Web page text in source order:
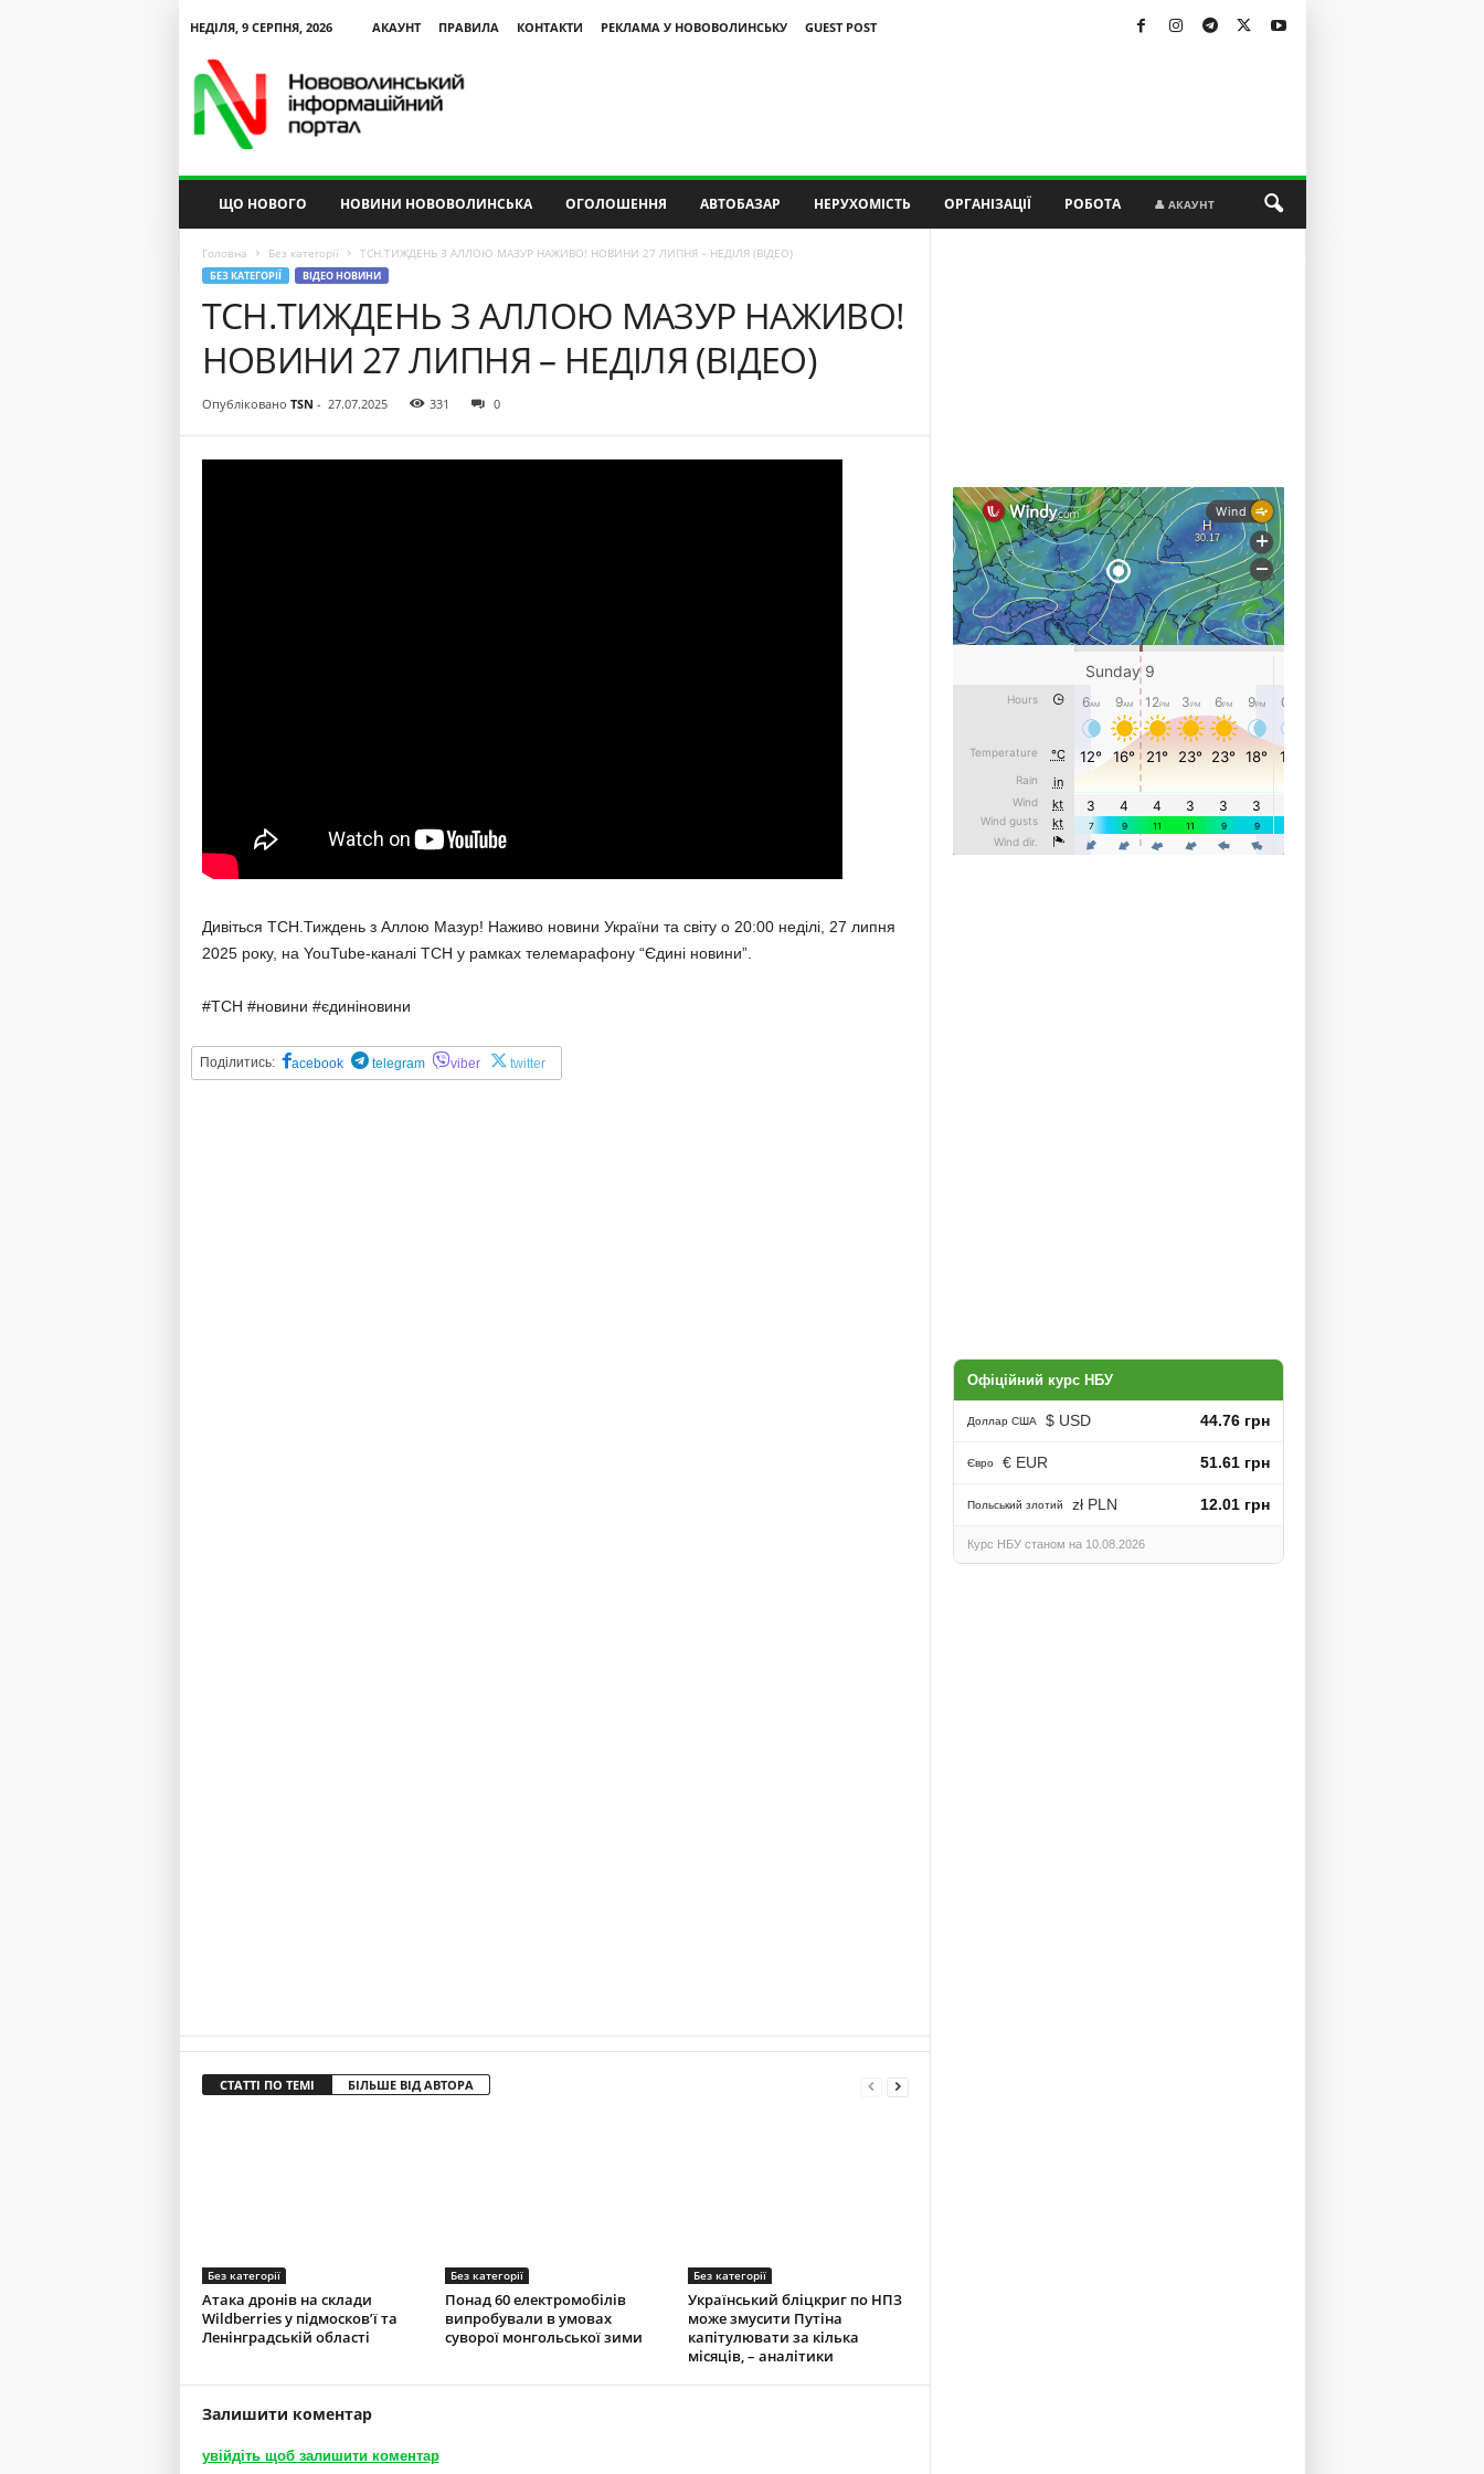
НЕДІЛЯ, 9 СЕРПНЯ, 2026 АКАУНТ ПРАВИЛА КОНТАКТИ РЕКЛАМА У НОВОВОЛИНСЬКУ
GUEST POST
ЩО НОВОГО НОВИНИ НОВОВОЛИНСЬКА ОГОЛОШЕННЯ АВТОБАЗАР НЕРУХОМІСТЬ ОРГАНІЗАЦІЇ РОБОТА 👤 АКАУНТ
Головна Без категорії ТСН.ТИЖДЕНЬ З АЛЛОЮ МАЗУР НАЖИВО! НОВИНИ 27 ЛИПНЯ – НЕДІЛЯ (ВІДЕО)
БЕЗ КАТЕГОРІЇ ВІДЕО НОВИНИ
ТСН.ТИЖДЕНЬ З АЛЛОЮ МАЗУР НАЖИВО!
НОВИНИ 27 ЛИПНЯ – НЕДІЛЯ (ВІДЕО)
Опубліковано TSN - 27.07.2025 331 0
Дивіться ТСН.Тиждень з Аллою Мазур! Наживо новини України та світу о 20:00 неділі, 27 липня
2025 року, на YouTube-каналі ТСН у рамках телемарафону “Єдині новини”.
#ТСН #новини #єдиніновини
Поділитись: acebook telegram viber twitter
СТАТТІ ПО ТЕМІ БІЛЬШЕ ВІД АВТОРА
Без категорії
Атака дронів на склади
Wildberries у підмосков’ї та
Ленінградській області
Без категорії
Понад 60 електромобілів
випробували в умовах
суворої монгольської зими
Без категорії
Український бліцкриг по НПЗ
може змусити Путіна
капітулювати за кілька
місяців, – аналітики
Залишити коментар
увійдіть щоб залишити коментар
Офіційний курс НБУ
Доллар США $ USD 44.76 грн
Євро € EUR 51.61 грн
Польський злотий zł PLN 12.01 грн
Курс НБУ станом на 10.08.2026